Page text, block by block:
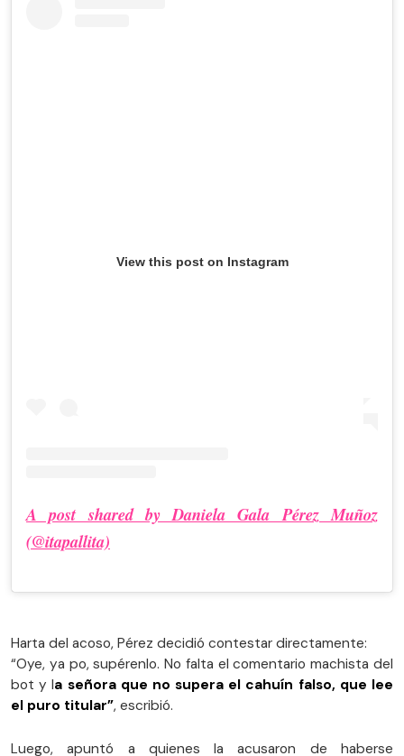
View this post on Instagram
A post shared by Daniela Gala Pérez Muñoz
(@itapallita)
Harta del acoso, Pérez decidió contestar directamente:
“Oye, ya po, supérenlo. No falta el comentario machista del
bot y la señora que no supera el cahuín falso, que lee
el puro titular”, escribió.
Luego, apuntó a quienes la acusaron de haberse